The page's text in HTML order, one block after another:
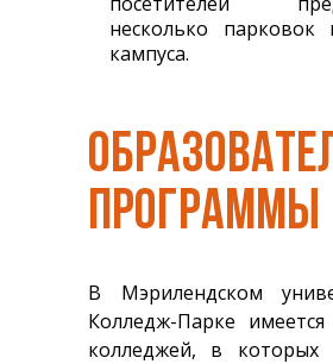
несколько парковок
кампуса.
ПРОГРАММЫ
В Мэрилендском
Колледж-Парке
колледжей, в которых